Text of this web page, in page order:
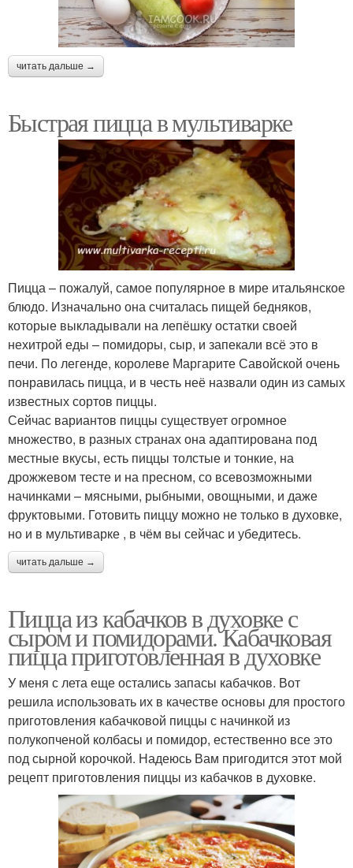
читать дальше →
Быстрая пицца в мультиварке
Пицца – пожалуй, самое популярное в мире итальянское
блюдо. Изначально она считалась пищей бедняков,
которые выкладывали на лепёшку остатки своей
нехитрой еды – помидоры, сыр, и запекали всё это в
печи. По легенде, королеве Маргарите Савойской очень
понравилась пицца, и в честь неё назвали один из самых
известных сортов пиццы.
Сейчас вариантов пиццы существует огромное
множество, в разных странах она адаптирована под
местные вкусы, есть пиццы толстые и тонкие, на
дрожжевом тесте и на пресном, со всевозможными
начинками – мясными, рыбными, овощными, и даже
фруктовыми. Готовить пиццу можно не только в духовке,
но и в мультиварке , в чём вы сейчас и убедитесь.
читать дальше →
Пицца из кабачков в духовке с
сыром и помидорами. Кабачковая
пицца приготовленная в духовке
У меня с лета еще остались запасы кабачков. Вот
решила использовать их в качестве основы для простого
приготовления кабачковой пиццы с начинкой из
полукопченой колбасы и помидор, естественно все это
под сырной корочкой. Надеюсь Вам пригодится этот мой
рецепт приготовления пиццы из кабачков в духовке.